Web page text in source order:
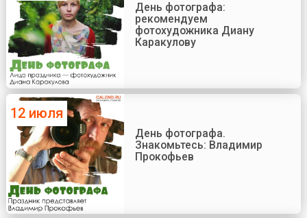
День фотографа:
рекомендуем
фотохудожника Диану
Каракулову
12 июля
День фотографа.
Знакомьтесь: Владимир
Прокофьев